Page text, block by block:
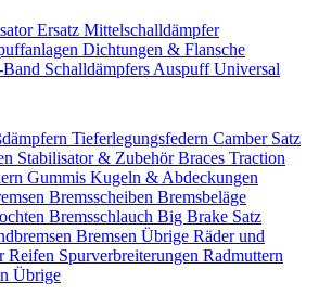
Ersatz Mittelschalldämpfer
Dichtungen & Flansche
Schalldämpfers Auspuff Universal
Tieferlegungsfedern Camber Satz
Stabilisator & ZubehörBraces Traction
Gummis Kugeln & Abdeckungen
Bremsscheiben Bremsbeläge
Bremsschlauch Big Brake Satz
Bremsen Übrige Räder und
Reifen Spurverbreiterungen Radmuttern
Übrige